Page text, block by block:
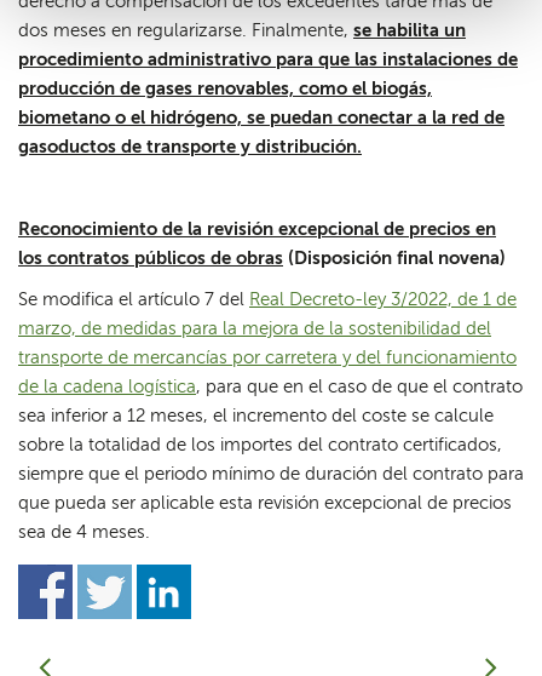
dos meses en regularizarse. Finalmente, se habilita un
procedimiento administrativo para que las instalaciones de
producción de gases renovables, como el biogás,
biometano o el hidrógeno, se puedan conectar a la red de
gasoductos de transporte y distribución.
Reconocimiento de la revisión excepcional de precios en
los contratos públicos de obras (Disposición final novena)
Se modifica el artículo 7 del Real Decreto-ley 3/2022, de 1 de
marzo, de medidas para la mejora de la sostenibilidad del
transporte de mercancías por carretera y del funcionamiento
de la cadena logística, para que en el caso de que el contrato
sea inferior a 12 meses, el incremento del coste se calcule
sobre la totalidad de los importes del contrato certificados,
siempre que el periodo mínimo de duración del contrato para
que pueda ser aplicable esta revisión excepcional de precios
sea de 4 meses.